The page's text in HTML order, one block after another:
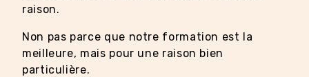
raison.
Non pas parce que notre formation est la
meilleure, mais pour une raison bien
particulière.